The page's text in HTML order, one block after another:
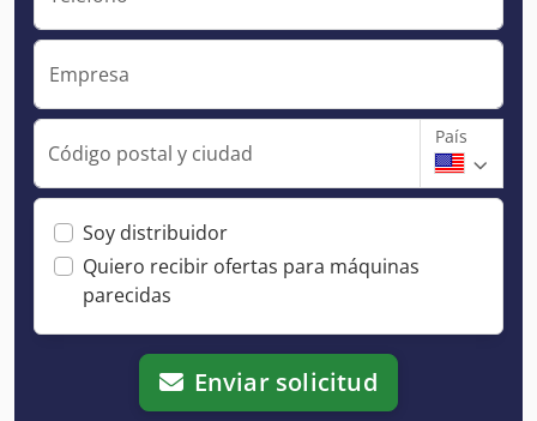
Empresa
Código postal y ciudad
País
Soy distribuidor
Quiero recibir ofertas para máquinas
parecidas
Enviar solicitud